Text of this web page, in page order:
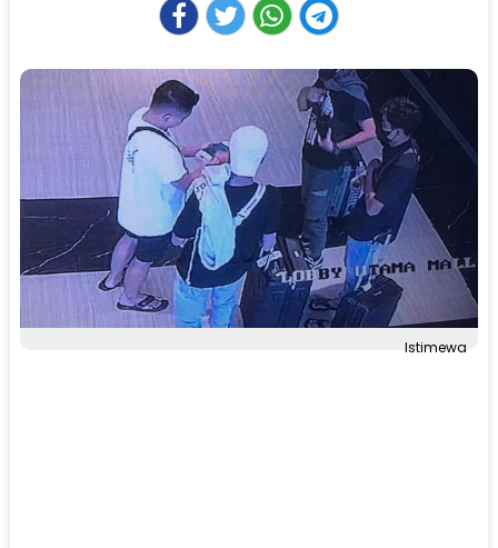
Istimewa